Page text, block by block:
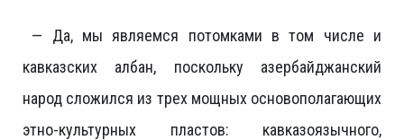
— Да, мы являемся потомками в том числе и
кавказских албан, поскольку азербайджанский
народ сложился из трех мощных основополагающих
этно-культурных пластов: кавказоязычного,